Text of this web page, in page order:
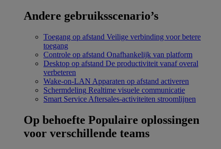
Andere gebruiksscenario’s
Toegang op afstand Veilige verbinding voor betere
toegang
Controle op afstand Onafhankelijk van platform
Desktop op afstand De productiviteit vanaf overal
verbeteren
Wake-on-LAN Apparaten op afstand activeren
Schermdeling Realtime visuele communicatie
Smart Service Aftersales-activiteiten stroomlijnen
Op behoefte Populaire oplossingen
voor verschillende teams